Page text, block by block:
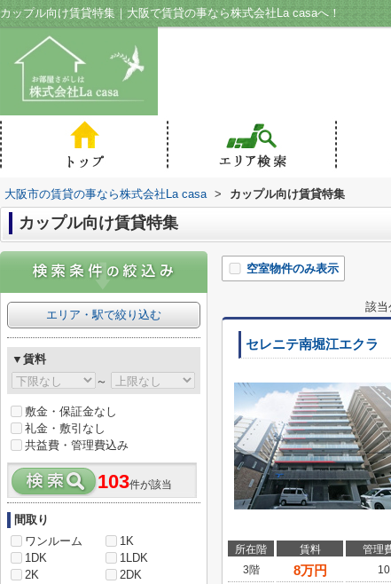
カップル向け賃貸特集｜大阪で賃貸の事なら株式会社La casaへ！
大阪市の賃貸の事なら株式会社La casa > カップル向け賃貸特集
カップル向け賃貸特集
空室物件のみ表示
該当
セレニテ南堀江エクラ
所在階 賃料 管理
3階
8万円
エリア・駅で絞り込む
▼賃料
～
敷金・保証金なし
礼金・敷引なし
共益費・管理費込み
103件が該当
間取り
ワンルーム
1K
1DK
1LDK
2K
2DK